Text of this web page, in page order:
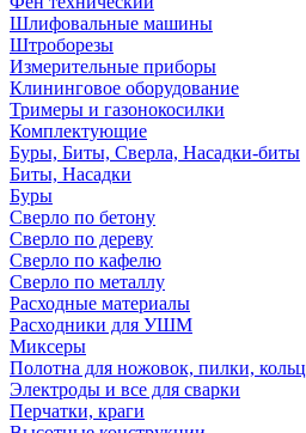
Шлифовальные машины
Штроборезы
Измерительные приборы
Клининговое оборудование
Тримеры и газонокосилки
Комплектующие
Буры, Биты, Сверла, Насадки-биты
Биты, Насадки
Буры
Сверло по бетону
Сверло по дереву
Сверло по кафелю
Сверло по металлу
Расходные материалы
Расходники для УШМ
Миксеры
Полотна для ножовок, пилки,
Электроды и все для сварки
Перчатки, краги